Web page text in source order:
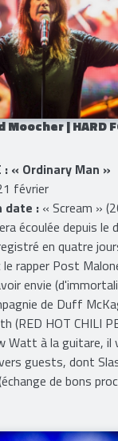
Moocher | HARD
: « Ordinary Man »
février
date : « Scream »
écoulée depuis le
en quatre
rapper Post
envie
de Duff
(RED HOT CHILI
Watt à la guitare, il
guests, dont
de bons